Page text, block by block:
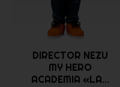
DIRECTOR NEZU
MY HERO
ACADEMIA «LA...